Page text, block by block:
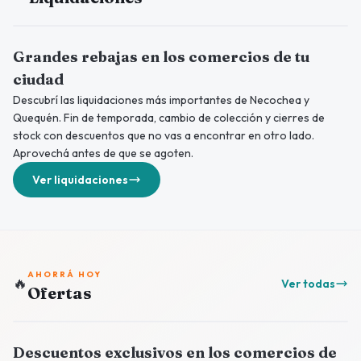
Grandes rebajas en los comercios de tu
ciudad
Descubrí las liquidaciones más importantes de Necochea y
Quequén. Fin de temporada, cambio de colección y cierres de
stock con descuentos que no vas a encontrar en otro lado.
Aprovechá antes de que se agoten.
Ver liquidaciones
🔥 AHORRÁ HOY
Ofertas Ver todas
Descuentos exclusivos en los comercios de